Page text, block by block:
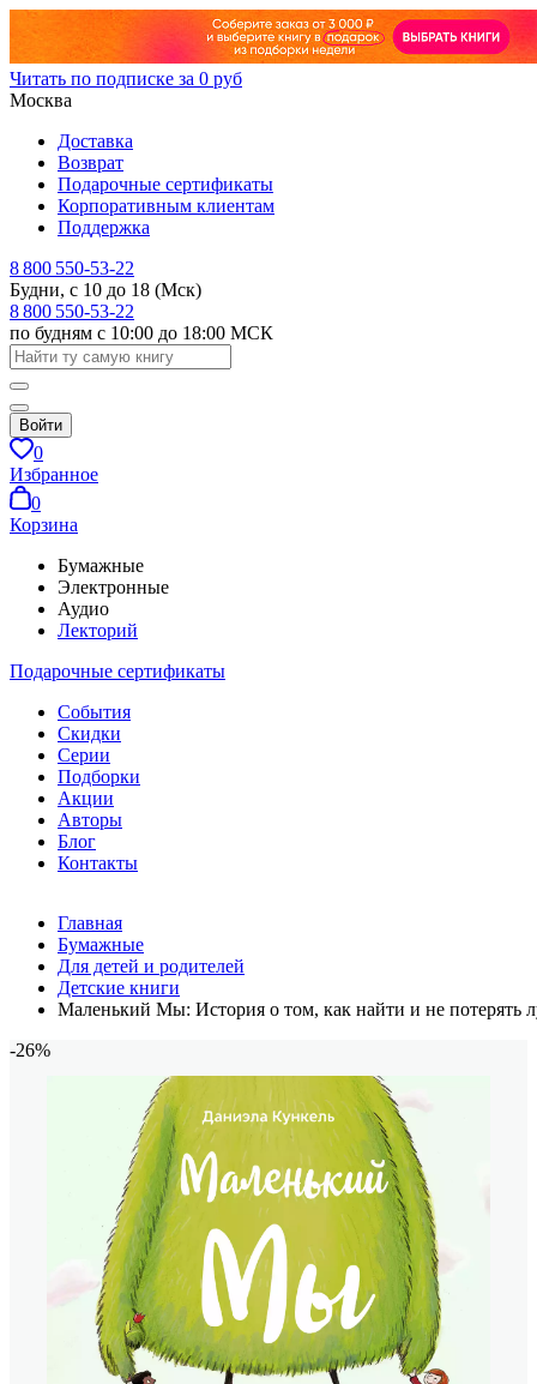
Читать по подписке за 0 руб
Москва
Доставка
Возврат
Подарочные сертификаты
Корпоративным клиентам
Поддержка
8 800 550-53-22
Будни, с 10 до 18 (Мск)
8 800 550-53-22
по будням с 10:00 до 18:00 МСК
Войти
0
Избранное
0
Корзина
Бумажные
Электронные
Аудио
Лекторий
Подарочные сертификаты
События
Скидки
Серии
Подборки
Акции
Авторы
Блог
Контакты
Главная
Бумажные
Для детей и родителей
Детские книги
Маленький Мы: История о том, как найти и не потерять
-26%